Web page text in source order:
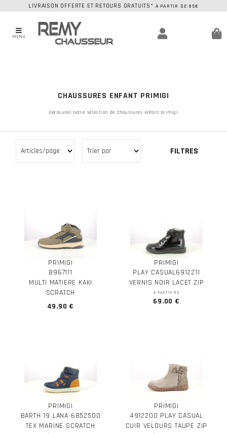
LIVRAISON OFFERTE ET RETOURS GRATUITS* À PARTIR DE 85€
MENU
CHAUSSURES ENFANT PRIMIGI
Découvrez notre sélection de Chaussures enfant primigi
FILTRES
PRIMIGI
8967111
MULTI MATIERE KAKI
SCRATCH
49.90 €
PRIMIGI
PLAY CASUAL6912211
VERNIS NOIR LACET ZIP
À PARTIR DE
69.00 €
PRIMIGI
BARTH 19 LANA 6852500
TEX MARINE SCRATCH
PRIMIGI
4912200 PLAY CASUAL
CUIR VELOURS TAUPE ZIP